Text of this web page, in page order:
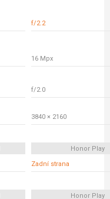
f/2.2
16 Mpx
f/2.0
3840 × 2160
Honor Play
Zadní strana
Honor Play